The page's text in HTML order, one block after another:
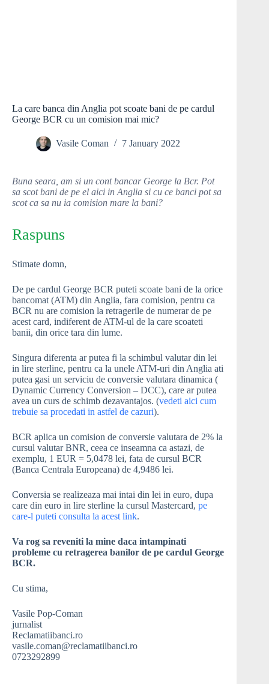
La care banca din Anglia pot scoate bani de pe cardul
George BCR cu un comision mai mic?
Vasile Coman 7 January 2022
Buna seara, am si un cont bancar George la Bcr. Pot
sa scot bani de pe el aici in Anglia si cu ce banci pot sa
scot ca sa nu ia comision mare la bani?
Raspuns
Stimate domn,
De pe cardul George BCR puteti scoate bani de la orice
bancomat (ATM) din Anglia, fara comision, pentru ca
BCR nu are comision la retragerile de numerar de pe
acest card, indiferent de ATM-ul de la care scoateti
banii, din orice tara din lume.
Singura diferenta ar putea fi la schimbul valutar din lei
in lire sterline, pentru ca la unele ATM-uri din Anglia ati
putea gasi un serviciu de conversie valutara dinamica (
Dynamic Currency Conversion – DCC), care ar putea
avea un curs de schimb dezavantajos. (vedeti aici cum
trebuie sa procedati in astfel de cazuri).
BCR aplica un comision de conversie valutara de 2% la
cursul valutar BNR, ceea ce inseamna ca astazi, de
exemplu, 1 EUR = 5,0478 lei, fata de cursul BCR
(Banca Centrala Europeana) de 4,9486 lei.
Conversia se realizeaza mai intai din lei in euro, dupa
care din euro in lire sterline la cursul Mastercard, pe
care-l puteti consulta la acest link.
Va rog sa reveniti la mine daca intampinati
probleme cu retragerea banilor de pe cardul George
BCR.
Cu stima,
Vasile Pop-Coman
jurnalist
Reclamatiibanci.ro
vasile.coman@reclamatiibanci.ro
0723292899